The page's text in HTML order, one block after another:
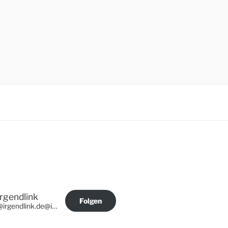
@irgendlink.de@irgendlink.de
Folgen